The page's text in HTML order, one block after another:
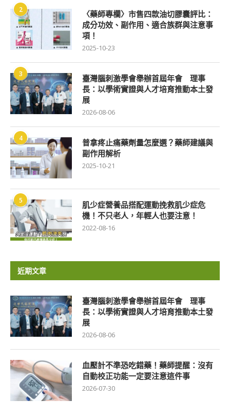
2
〈藥師專欄〉市售四款油切膠囊評比：
成分功效、副作用、適合族群與注意事
項！
2025-10-23
3
臺灣腦刺激學會舉辦首屆年會 理事
長：以學術實證與人才培育推動本土發
展
2026-08-06
4
普拿疼止痛藥劑量怎麼選？藥師建議與
副作用解析
2025-10-21
5
肌少症營養品搭配運動挽救肌少症危
機！不只老人，年輕人也要注意！
2022-08-16
近期文章
臺灣腦刺激學會舉辦首屆年會 理事
長：以學術實證與人才培育推動本土發
展
2026-08-06
血壓計不準恐吃錯藥！藥師提醒：沒有
自動校正功能一定要注意這件事
2026-07-30